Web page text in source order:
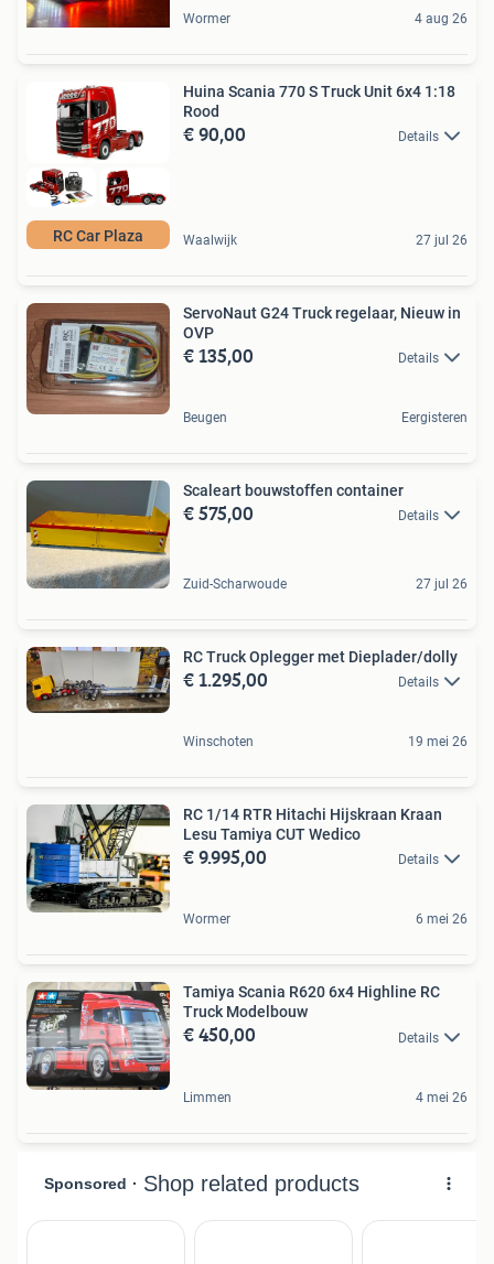
Wormer 4 aug 26
RC Car Plaza
Huina Scania 770 S Truck Unit 6x4 1:18
Rood
€ 90,00 Details
Waalwijk 27 jul 26
ServoNaut G24 Truck regelaar, Nieuw in
OVP
€ 135,00 Details
Beugen Eergisteren
Scaleart bouwstoffen container
€ 575,00 Details
Zuid-Scharwoude 27 jul 26
RC Truck Oplegger met Dieplader/dolly
€ 1.295,00 Details
Winschoten 19 mei 26
RC 1/14 RTR Hitachi Hijskraan Kraan
Lesu Tamiya CUT Wedico
€ 9.995,00 Details
Wormer 6 mei 26
Tamiya Scania R620 6x4 Highline RC
Truck Modelbouw
€ 450,00 Details
Limmen 4 mei 26